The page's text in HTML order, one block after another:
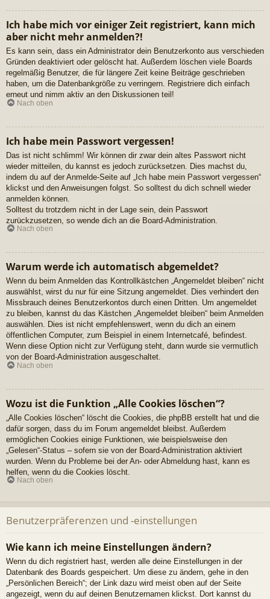
Ich habe mich vor einiger Zeit registriert, kann mich
aber nicht mehr anmelden?!
Es kann sein, dass ein Administrator dein Benutzerkonto aus verschieden
Gründen deaktiviert oder gelöscht hat. Außerdem löschen viele Boards
regelmäßig Benutzer, die für längere Zeit keine Beiträge geschrieben
haben, um die Datenbankgröße zu verringern. Registriere dich einfach
erneut und nimm aktiv an den Diskussionen teil!
Nach oben
Ich habe mein Passwort vergessen!
Das ist nicht schlimm! Wir können dir zwar dein altes Passwort nicht
wieder mitteilen, du kannst es jedoch zurücksetzen. Dies machst du,
indem du auf der Anmelde-Seite auf „Ich habe mein Passwort vergessen“
klickst und den Anweisungen folgst. So solltest du dich schnell wieder
anmelden können.
Solltest du trotzdem nicht in der Lage sein, dein Passwort
zurückzusetzen, so wende dich an die Board-Administration.
Nach oben
Warum werde ich automatisch abgemeldet?
Wenn du beim Anmelden das Kontrollkästchen „Angemeldet bleiben“ nicht
auswählst, wirst du nur für eine Sitzung angemeldet. Dies verhindert den
Missbrauch deines Benutzerkontos durch einen Dritten. Um angemeldet
zu bleiben, kannst du das Kästchen „Angemeldet bleiben“ beim Anmelden
auswählen. Dies ist nicht empfehlenswert, wenn du dich an einem
öffentlichen Computer, zum Beispiel in einem Internetcafé, befindest.
Wenn diese Option nicht zur Verfügung steht, dann wurde sie vermutlich
von der Board-Administration ausgeschaltet.
Nach oben
Wozu ist die Funktion „Alle Cookies löschen“?
„Alle Cookies löschen“ löscht die Cookies, die phpBB erstellt hat und die
dafür sorgen, dass du im Forum angemeldet bleibst. Außerdem
ermöglichen Cookies einige Funktionen, wie beispielsweise den
„Gelesen“-Status – sofern sie von der Board-Administration aktiviert
wurden. Wenn du Probleme bei der An- oder Abmeldung hast, kann es
helfen, wenn du die Cookies löscht.
Nach oben
Benutzerpräferenzen und -einstellungen
Wie kann ich meine Einstellungen ändern?
Wenn du dich registriert hast, werden alle deine Einstellungen in der
Datenbank des Boards gespeichert. Um diese zu ändern, gehe in den
„Persönlichen Bereich“; der Link dazu wird meist oben auf der Seite
angezeigt, wenn du auf deinen Benutzernamen klickst. Dort kannst du